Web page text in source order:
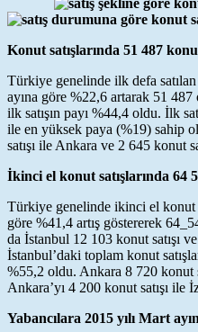
Konut satışlarında 51 487
Türkiye genelinde ilk defa satılan
ayına göre %22,6 artarak 51
ilk satışın payı %44,4 oldu. İlk
ile en yüksek paya (%19) sahip
satışı ile Ankara ve 2 645 konut
İkinci el konut satışlarında 64
Türkiye genelinde ikinci el konut
göre %41,4 artış göstererek
da İstanbul 12 103 konut satışı
İstanbul’daki toplam konut
%55,2 oldu. Ankara 8 720 konut
Ankara’yı 4 200 konut satışı ile
Yabancılara 2015 yılı Mart